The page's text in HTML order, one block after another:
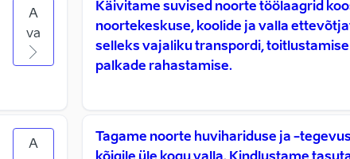
A
va
Käivitame suvised noorte töölaagrid
noortekeskuse, koolide ja valla
selleks vajaliku transpordi,
palkade rahastamise.
A
Tagame noorte huvihariduse ja -